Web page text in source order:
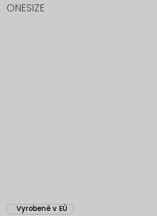
ONESIZE
Vyrobené v EÚ